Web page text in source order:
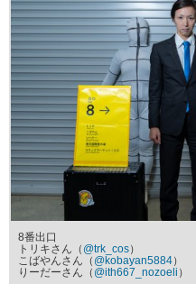
8番出口
トリキさん（ @trk_cos）
こばやんさん（ @kobayan5884）
りーだーさん（ @ith667_nozoeli ）